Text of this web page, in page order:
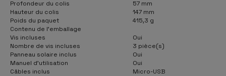
Profondeur du colis
57 mm
Hauteur du colis
147 mm
Poids du paquet
415,3 g
Contenu de l'emballage
Vis incluses
Oui
Nombre de vis incluses
3 pièce(s)
Panneau solaire inclus
Oui
Manuel d'utilisation
Oui
Câbles inclus
Micro-USB